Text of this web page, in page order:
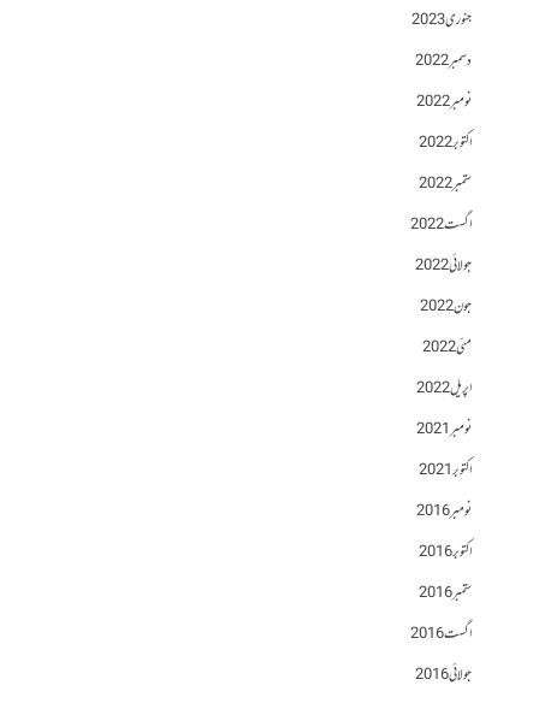
جنوری 2023
دسمبر 2022
نومبر 2022
اکتوبر 2022
ستمبر 2022
اگست 2022
جولائی 2022
جون 2022
مئی 2022
اپریل 2022
نومبر 2021
اکتوبر 2021
نومبر 2016
اکتوبر 2016
ستمبر 2016
اگست 2016
جولائی 2016